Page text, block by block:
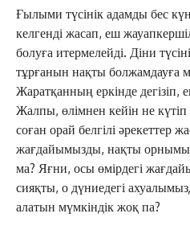
Ғылыми түсінік адамды бес
келгенді жасап, еш
болуға итермелейді. Діни
тұрғанын нақты болжамдауға
Жаратқанның еркінде дегізіп,
Жалпы, өлімнен кейін не
соған орай белгілі әрекеттер
жағдайымызды, нақты
ма? Яғни, осы өмірдегі
сияқты, о дүниедегі
алатын мүмкіндік жоқ па?